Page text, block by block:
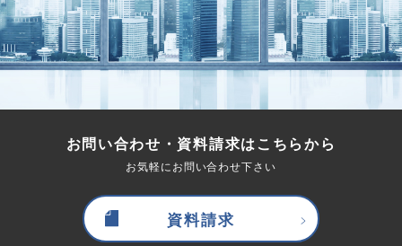
お問い合わせ・資料請求はこちらから
お気軽にお問い合わせ下さい
資料請求